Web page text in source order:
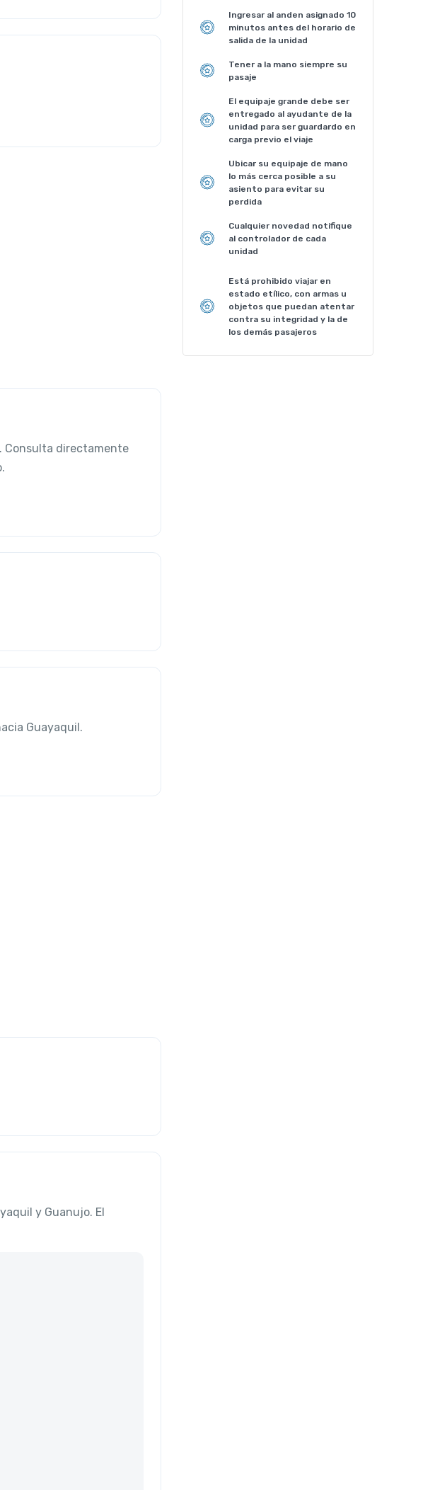
Consulta directamente
Guayaquil.
y Guanujo. El
Ingresar al anden asignado 10
minutos antes del horario de
salida de la unidad
Tener a la mano siempre su
pasaje
El equipaje grande debe ser
entregado al ayudante de la
unidad para ser guardardo en
carga previo el viaje
Ubicar su equipaje de mano
lo más cerca posible a su
asiento para evitar su
perdida
Cualquier novedad notifique
al controlador de cada
unidad
Está prohibido viajar en
estado etílico, con armas u
objetos que puedan atentar
contra su integridad y la de
los demás pasajeros